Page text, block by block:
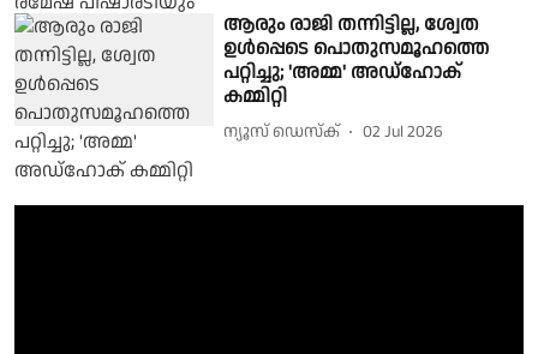
ആരും രാജി തന്നിട്ടില്ല, ശ്വേത
ഉള്‍പ്പെടെ പൊതുസമൂഹത്തെ
പറ്റിച്ചു; 'അമ്മ' അഡ്‌ഹോക്
കമ്മിറ്റി
ന്യൂസ് ഡെസ്ക് 02 Jul 2026